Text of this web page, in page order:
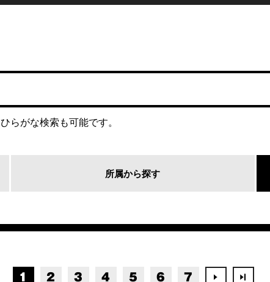
ひらがな検索も可能です。
所属から探す
1 2 3 4 5 6 7